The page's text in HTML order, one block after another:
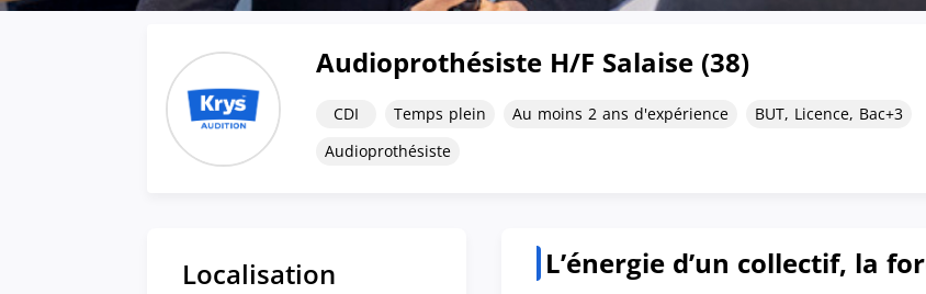
Audioprothésiste H/F Salaise (38)
CDI Temps plein Au moins 2 ans d'expérience
BUT, Licence, Bac+3
Audioprothésiste
L’énergie d’un collectif, la
Localisation